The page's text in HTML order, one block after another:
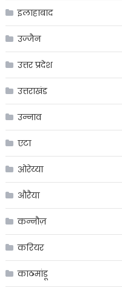
इलाहाबाद
उज्जैन
उत्तर प्रदेश
उत्तराखंड
उन्नाव
एटा
ओरेय्या
औरैया
कन्नौज़
करियर
काठमांडू